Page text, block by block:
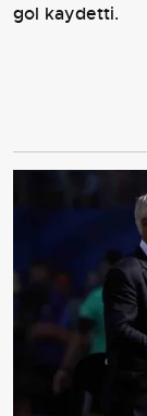
gol kaydetti.